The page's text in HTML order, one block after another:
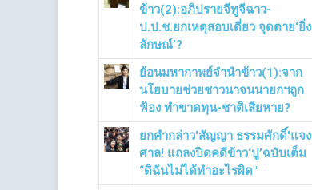
ข้าว(2):อภิปรายจีทูจีฉาว-
ป.ป.ช.ยกเหตุสอบเดี่ยว จุดตาย‘ยิ่ง
ลักษณ์’?
ย้อนมหากาพย์จำนำข้าว(1):จาก
นโยบายช่วยชาวนาจนนายกฯถูก
ฟ้อง ทำขาดทุน-ชาติเสียหาย?
ยกคำกล่าว'สัญญา ธรรมศักดิ์'แจง
ศาล! แถลงปิดคดีข้าว‘ปู’ฉบับเต็ม
“ดิฉันไม่ได้ทำอะไรผิด"